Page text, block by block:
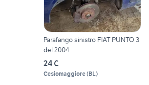
Parafango sinistro FIAT PUNTO 3
del 2004
24 €
Cesiomaggiore(BL)